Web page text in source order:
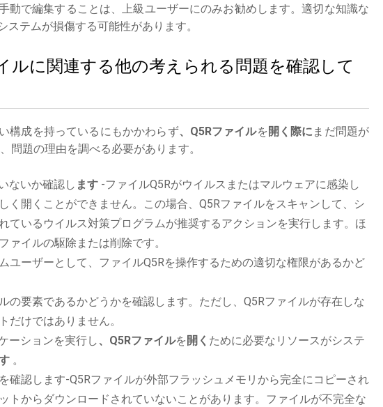
動で編集することは、上級ユーザーにのみお勧めします。適切な知識な
ステムが損傷する可能性があります。
ルに関連する他の考えられる問題を確認して
構成を持っているにもかかわらず、Q5Rファイルを 開く際に まだ問題が
問題の理由を調べる必要があります。
ないか確認し ます -ファイルQ5Rがウイルスまたはマルウェアに感染し
く開くことができません。この場合、Q5Rファイルをスキャンして、シ
ているウイルス対策プログラムが推奨するアクションを実行します。ほ
ァイルの駆除または削除です。
ユーザーとして、ファイルQ5Rを操作するための適切な権限があるかど
の要素であるかどうかを確認します。ただし、Q5Rファイルが存在しな
だけではありません。
ーションを実行し、Q5Rファイルを 開く ために必要なリソースがシステ
。
確認します-Q5Rファイルが外部フラッシュメモリから完全にコピーされ
トからダウンロードされていないことがあります。ファイルが不完全な